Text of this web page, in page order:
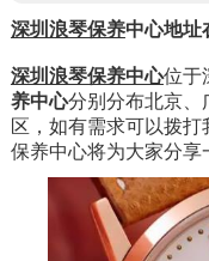
深圳浪琴保养中心地址
深圳浪琴保养中心位于
养中心分别分布北京、
区，如有需求可以拨
保养中心将为大家分享